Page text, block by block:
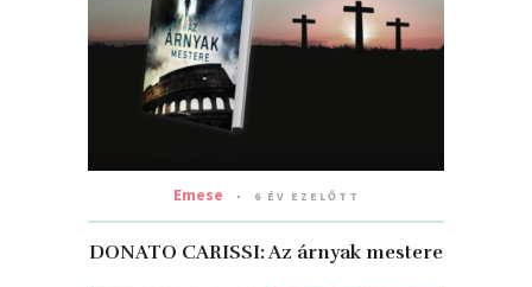
Emese 6 ÉV EZELŐTT
DONATO CARISSI: Az árnyak mestere